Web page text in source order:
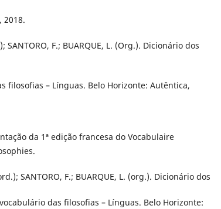
2018.
SANTORO, F.; BUARQUE, L. (Org.). Dicionário dos
filosofias – Línguas. Belo Horizonte: Autêntica,
da 1ª edição francesa do Vocabulaire
SANTORO, F.; BUARQUE, L. (org.). Dicionário dos
das filosofias – Línguas. Belo Horizonte: